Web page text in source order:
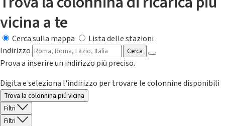
vicina a te
Cerca sulla mappa
Lista delle stazioni
Indirizzo
Cerca
Prova a inserire un indirizzo più preciso.
Digita e seleziona l'indirizzo per trovare le colonnine disponibili
Trova la colonnina piú vicina
Filtri
Filtri